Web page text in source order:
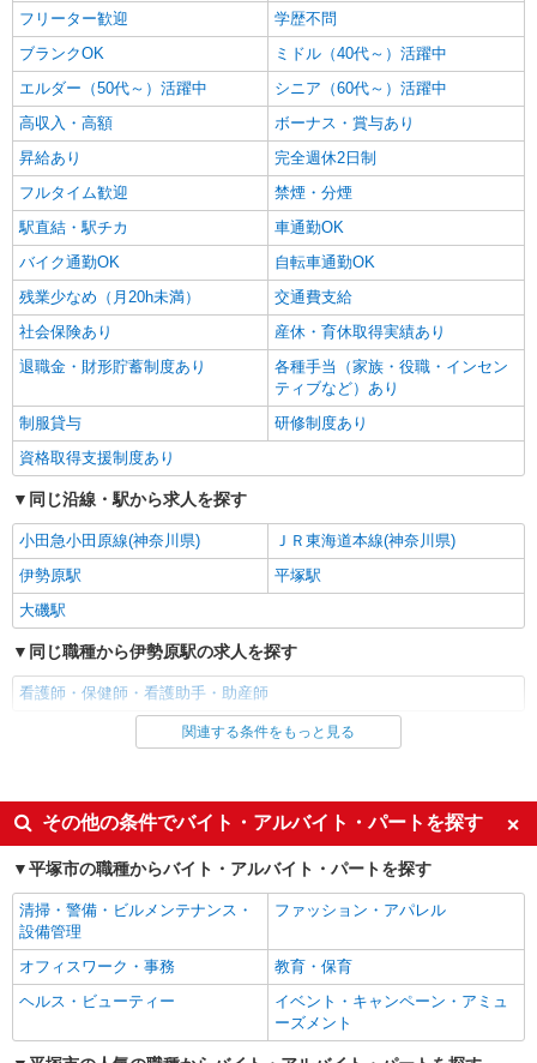
ト優先で働けます◎
時給2400円〜＜交通費全額支給(ガソリン代含
平塚市
キープ 詳細を見る
フリーター歓迎
学歴不問
ブランクOK
ミドル（40代～）活躍中
エルダー（50代～）活躍中
シニア（60代～）活躍中
高収入・高額
ボーナス・賞与あり
昇給あり
完全週休2日制
フルタイム歓迎
禁煙・分煙
駅直結・駅チカ
車通勤OK
バイク通勤OK
自転車通勤OK
残業少なめ（月20h未満）
交通費支給
社会保険あり
産休・育休取得実績あり
退職金・財形貯蓄制度あり
各種手当（家族・役職・インセン
ティブなど）あり
制服貸与
研修制度あり
資格取得支援制度あり
同じ沿線・駅から求人を探す
小田急小田原線(神奈川県)
ＪＲ東海道本線(神奈川県)
伊勢原駅
平塚駅
大磯駅
同じ職種から伊勢原駅の求人を探す
看護師・保健師・看護助手・助産師
同じ雇用形態から伊勢原駅の求人を探す
同じ特徴から伊勢原駅の求人を探す
入社日応相談
未経験歓迎
経験者・有資格者歓迎
新卒・第二新卒歓迎
女性活躍中
フリーター歓迎
学歴不問
ブランクOK
ミドル（40代～）活躍中
シニア（60代～）活躍中
関連する条件をもっと見る
その他の条件でバイト・アルバイト・パートを探す
平塚市の職種からバイト・アルバイト・パートを探す
清掃・警備・ビルメンテナンス・
設備管理
ファッション・アパレル
オフィスワーク・事務
教育・保育
ヘルス・ビューティー
イベント・キャンペーン・アミュ
ーズメント